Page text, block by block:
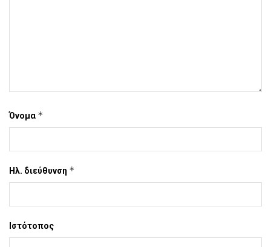
Όνομα *
Ηλ. διεύθυνση *
Ιστότοπος